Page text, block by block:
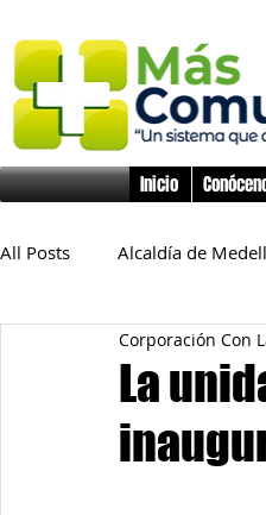
Inicio
All Posts Alcaldía de
Educación Derechos
Inclusión Social
La
Corporación Con